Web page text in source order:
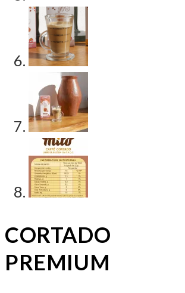
CORTADO
PREMIUM